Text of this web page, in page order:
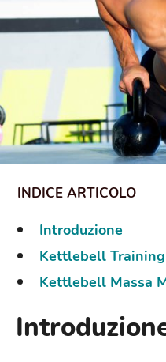
Introduzione
Kettlebell Training
Kettlebell Massa